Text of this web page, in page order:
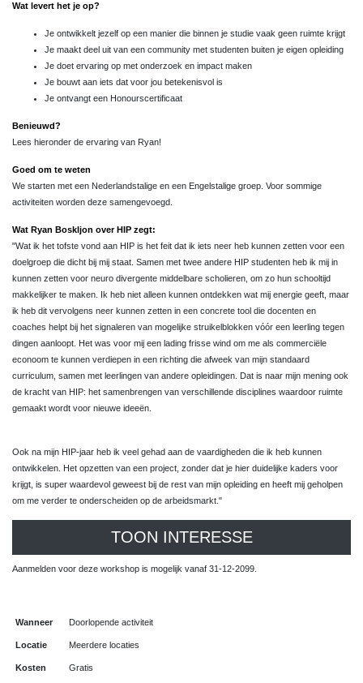
Wat levert het je op?
Je ontwikkelt jezelf op een manier die binnen je studie vaak geen ruimte krijgt
Je maakt deel uit van een community met studenten buiten je eigen opleiding
Je doet ervaring op met onderzoek en impact maken
Je bouwt aan iets dat voor jou betekenisvol is
Je ontvangt een Honourscertificaat
Benieuwd?
Lees hieronder de ervaring van Ryan!
Goed om te weten
We starten met een Nederlandstalige en een Engelstalige groep. Voor sommige
activiteiten worden deze samengevoegd.
Wat Ryan Boskljon over HIP zegt:
"Wat ik het tofste vond aan HIP is het feit dat ik iets neer heb kunnen zetten voor een
doelgroep die dicht bij mij staat. Samen met twee andere HIP studenten heb ik mij in
kunnen zetten voor neuro divergente middelbare scholieren, om zo hun schooltijd
makkelijker te maken. Ik heb niet alleen kunnen ontdekken wat mij energie geeft, maar
ik heb dit vervolgens neer kunnen zetten in een concrete tool die docenten en
coaches helpt bij het signaleren van mogelijke struikelblokken vóór een leerling tegen
dingen aanloopt. Het was voor mij een lading frisse wind om me als commerciële
econoom te kunnen verdiepen in een richting die afweek van mijn standaard
curriculum, samen met leerlingen van andere opleidingen. Dat is naar mijn mening ook
de kracht van HIP: het samenbrengen van verschillende disciplines waardoor ruimte
gemaakt wordt voor nieuwe ideeën.
Ook na mijn HIP-jaar heb ik veel gehad aan de vaardigheden die ik heb kunnen
ontwikkelen. Het opzetten van een project, zonder dat je hier duidelijke kaders voor
krijgt, is super waardevol geweest bij de rest van mijn opleiding en heeft mij geholpen
om me verder te onderscheiden op de arbeidsmarkt."
TOON INTERESSE
Aanmelden voor deze workshop is mogelijk vanaf 31-12-2099.
Wanneer Doorlopende activiteit
Locatie Meerdere locaties
Kosten Gratis